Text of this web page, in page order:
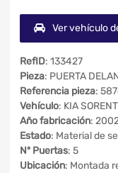
Ver vehículo
RefID: 133427
Pieza: PUERTA
Referencia pieza:
Vehículo: KIA
Año fabricación:
Estado: Material de
Nº Puertas: 5
Ubicación: Montada